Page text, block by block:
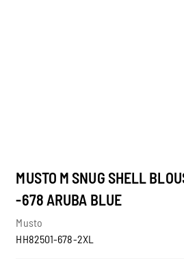
MUSTO M SNUG SHELL
-678 ARUBA BLUE
Musto
HH82501-678-2XL